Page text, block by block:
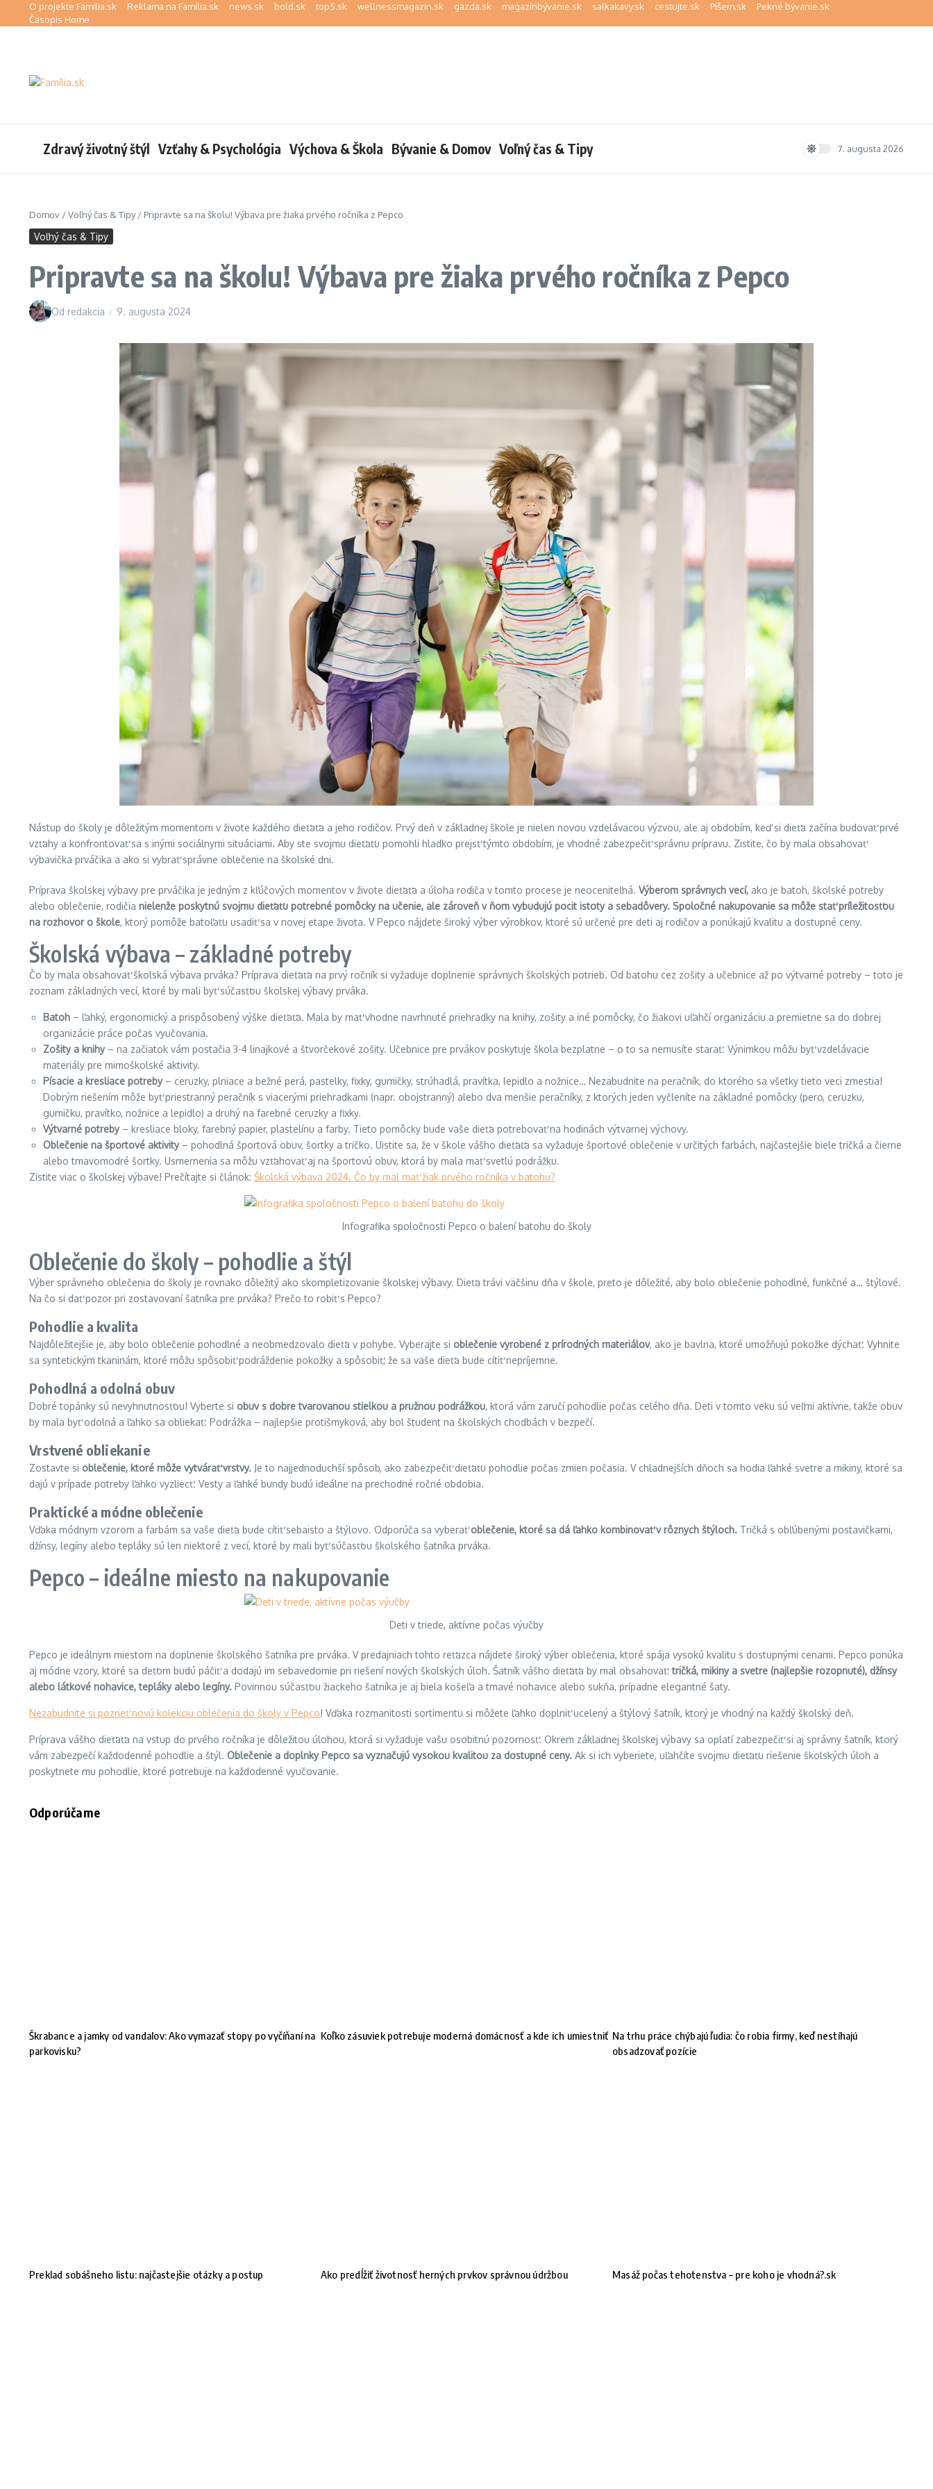
Preskočiť na obsah
O projekte Familia.sk Reklama na Familia.sk news.sk bold.sk top5.sk wellnessmagazin.sk gazda.sk magazínbývanie.sk salkakavy.sk cestujte.sk Píšem.sk
Pekné bývanie.sk
Časopis Home
Zdravý životný štýl Vzťahy & Psychológia Výchova & Škola Bývanie & Domov Voľný čas & Tipy 7. augusta 2026
Domov /Voľný čas & Tipy/ Pripravte sa na školu! Výbava pre žiaka prvého ročníka z Pepco
Voľný čas & Tipy
Pripravte sa na školu! Výbava pre žiaka prvého ročníka z Pepco
Od redakcia 9. augusta 2024
Nástup do školy je dôležitým momentom v živote každého dieťaťa a jeho rodičov. Prvý deň v základnej škole je nielen novou vzdelávacou výzvou, ale aj obdobím, keď si dieťa začína budovať prvé
vzťahy a konfrontovať sa s inými sociálnymi situáciami. Aby ste svojmu dieťaťu pomohli hladko prejsť týmto obdobím, je vhodné zabezpečiť správnu prípravu. Zistite, čo by mala obsahovať
výbavička prváčika a ako si vybrať správne oblečenie na školské dni.
Príprava školskej výbavy pre prváčika je jedným z kľúčových momentov v živote dieťaťa a úloha rodiča v tomto procese je neoceniteľná. Výberom správnych vecí, ako je batoh, školské potreby
alebo oblečenie, rodičia nielenže poskytnú svojmu dieťaťu potrebné pomôcky na učenie, ale zároveň v ňom vybudujú pocit istoty a sebadôvery. Spoločné nakupovanie sa môže stať príležitosťou
na rozhovor o škole, ktorý pomôže batoľaťu usadiť sa v novej etape života. V Pepco nájdete široký výber výrobkov, ktoré sú určené pre deti aj rodičov a ponúkajú kvalitu a dostupné ceny.
Školská výbava – základné potreby
Čo by mala obsahovať školská výbava prváka? Príprava dieťaťa na prvý ročník si vyžaduje doplnenie správnych školských potrieb. Od batohu cez zošity a učebnice až po výtvarné potreby – toto je
zoznam základných vecí, ktoré by mali byť súčasťou školskej výbavy prváka.
Batoh – ľahký, ergonomický a prispôsobený výške dieťaťa. Mala by mať vhodne navrhnuté priehradky na knihy, zošity a iné pomôcky, čo žiakovi uľahčí organizáciu a premietne sa do dobrej
organizácie práce počas vyučovania.
Zošity a knihy– na začiatok vám postačia 3-4 linajkové a štvorčekové zošity. Učebnice pre prvákov poskytuje škola bezplatne – o to sa nemusíte starať. Výnimkou môžu byť vzdelávacie
materiály pre mimoškolské aktivity.
Písacie a kresliace potreby– ceruzky, plniace a bežné perá, pastelky, fixky, gumičky, strúhadlá, pravítka, lepidlo a nožnice… Nezabudnite na peračník, do ktorého sa všetky tieto veci zmestia!
Dobrým riešením môže byť priestranný peračník s viacerými priehradkami (napr. obojstranný) alebo dva menšie peračníky, z ktorých jeden vyčleníte na základné pomôcky (pero, ceruzku,
gumičku, pravítko, nožnice a lepidlo) a druhý na farebné ceruzky a fixky.
Výtvarné potreby– kresliace bloky, farebný papier, plastelínu a farby. Tieto pomôcky bude vaše dieťa potrebovať na hodinách výtvarnej výchovy.
Oblečenie na športové aktivity– pohodlná športová obuv, šortky a tričko. Uistite sa, že v škole vášho dieťaťa sa vyžaduje športové oblečenie v určitých farbách, najčastejšie biele tričká a čierne
alebo tmavomodré šortky. Usmernenia sa môžu vzťahovať aj na športovú obuv, ktorá by mala mať svetlú podrážku.
Zistite viac o školskej výbave! Prečítajte si článok: Školská výbava 2024. Čo by mal mať žiak prvého ročníka v batohu?
Infografika spoločnosti Pepco o balení batohu do školy
Oblečenie do školy – pohodlie a štýl
Výber správneho oblečenia do školy je rovnako dôležitý ako skompletizovanie školskej výbavy. Dieťa trávi väčšinu dňa v škole, preto je dôležité, aby bolo oblečenie pohodlné, funkčné a… štýlové.
Na čo si dať pozor pri zostavovaní šatníka pre prváka? Prečo to robiť s Pepco?
Pohodlie a kvalita
Najdôležitejšie je, aby bolo oblečenie pohodlné a neobmedzovalo dieťa v pohybe. Vyberajte si oblečenie vyrobené z prírodných materiálov, ako je bavlna, ktoré umožňujú pokožke dýchať. Vyhnite
sa syntetickým tkaninám, ktoré môžu spôsobiť podráždenie pokožky a spôsobiť, že sa vaše dieťa bude cítiť nepríjemne.
Pohodlná a odolná obuv
Dobré topánky sú nevyhnutnosťou! Vyberte si obuv s dobre tvarovanou stielkou a pružnou podrážkou, ktorá vám zaručí pohodlie počas celého dňa. Deti v tomto veku sú veľmi aktívne, takže obuv
by mala byť odolná a ľahko sa obliekať. Podrážka – najlepšie protišmyková, aby bol študent na školských chodbách v bezpečí.
Vrstvené obliekanie
Zostavte si oblečenie, ktoré môže vytvárať vrstvy. Je to najjednoduchší spôsob, ako zabezpečiť dieťaťu pohodlie počas zmien počasia. V chladnejších dňoch sa hodia ľahké svetre a mikiny, ktoré sa
dajú v prípade potreby ľahko vyzliecť. Vesty a ľahké bundy budú ideálne na prechodné ročné obdobia.
Praktické a módne oblečenie
Vďaka módnym vzorom a farbám sa vaše dieťa bude cítiť sebaisto a štýlovo. Odporúča sa vyberaťoblečenie, ktoré sa dá ľahko kombinovať v rôznych štýloch. Tričká s obľúbenými postavičkami,
džínsy, legíny alebo tepláky sú len niektoré z vecí, ktoré by mali byť súčasťou školského šatníka prváka.
Pepco – ideálne miesto na nakupovanie
Deti v triede, aktívne počas výučby
Pepco je ideálnym miestom na doplnenie školského šatníka pre prváka. V predajniach tohto reťazca nájdete široký výber oblečenia, ktoré spája vysokú kvalitu s dostupnými cenami. Pepco ponúka
aj módne vzory, ktoré sa deťom budú páčiť a dodajú im sebavedomie pri riešení nových školských úloh. Šatník vášho dieťaťa by mal obsahovať:tričká, mikiny a svetre (najlepšie rozopnuté), džínsy
alebo látkové nohavice, tepláky alebo legíny. Povinnou súčasťou žiackeho šatníka je aj biela košeľa a tmavé nohavice alebo sukňa, prípadne elegantné šaty.
Nezabudnite si pozrieť novú kolekciu oblečenia do školy v Pepco! Vďaka rozmanitosti sortimentu si môžete ľahko doplniť ucelený a štýlový šatník, ktorý je vhodný na každý školský deň.
Príprava vášho dieťaťa na vstup do prvého ročníka je dôležitou úlohou, ktorá si vyžaduje vašu osobitnú pozornosť. Okrem základnej školskej výbavy sa oplatí zabezpečiť si aj správny šatník, ktorý
vám zabezpečí každodenné pohodlie a štýl. Oblečenie a doplnky Pepco sa vyznačujú vysokou kvalitou za dostupné ceny. Ak si ich vyberiete, uľahčíte svojmu dieťaťu riešenie školských úloh a
poskytnete mu pohodlie, ktoré potrebuje na každodenné vyučovanie.
Odporúčame
Škrabance a jamky od vandalov: Ako vymazať stopy po vyčíňaní na
parkovisku?
Koľko zásuviek potrebuje moderná domácnosť a kde ich umiestniť Na trhu práce chýbajú ľudia: čo robia firmy, keď nestíhajú
obsadzovať pozície
Preklad sobášneho listu: najčastejšie otázky a postup Ako predĺžiť životnosť herných prvkov správnou údržbou Masáž počas tehotenstva – pre koho je vhodná?.sk